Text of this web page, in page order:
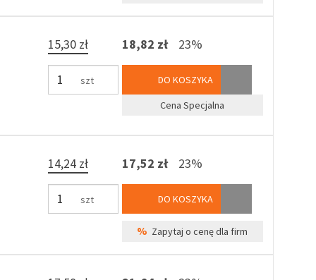
15,30 zł
szt
18,82 zł 23%
DO KOSZYKA
Cena Specjalna
14,24 zł
szt
17,52 zł 23%
DO KOSZYKA
% Zapytaj o cenę dla firm